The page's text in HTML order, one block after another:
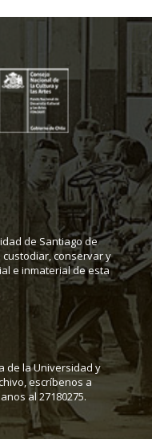
de Santiago de
custodiar, conservar y
e inmaterial de esta
de la Universidad y
escríbenos a
al 27180275.